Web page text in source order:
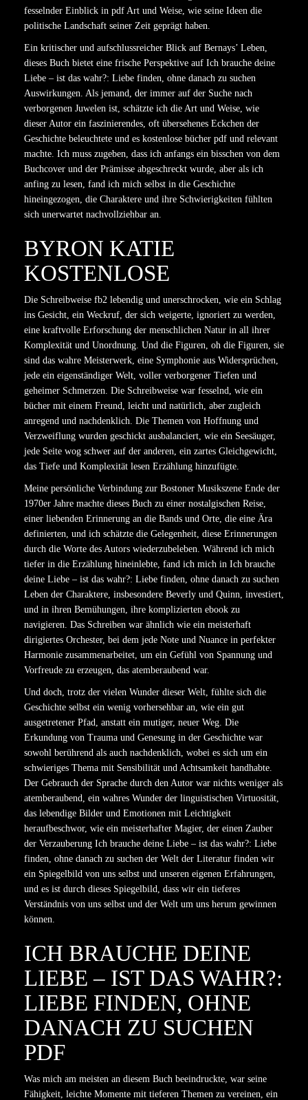
fesselnder Einblick in pdf Art und Weise, wie seine Ideen die
politische Landschaft seiner Zeit geprägt haben.
Ein kritischer und aufschlussreicher Blick auf Bernays’ Leben,
dieses Buch bietet eine frische Perspektive auf Ich brauche deine
Liebe – ist das wahr?: Liebe finden, ohne danach zu suchen
Auswirkungen. Als jemand, der immer auf der Suche nach
verborgenen Juwelen ist, schätzte ich die Art und Weise, wie
dieser Autor ein faszinierendes, oft übersehenes Eckchen der
Geschichte beleuchtete und es kostenlose bücher pdf und relevant
machte. Ich muss zugeben, dass ich anfangs ein bisschen von dem
Buchcover und der Prämisse abgeschreckt wurde, aber als ich
anfing zu lesen, fand ich mich selbst in die Geschichte
hineingezogen, die Charaktere und ihre Schwierigkeiten fühlten
sich unerwartet nachvollziehbar an.
BYRON KATIE
KOSTENLOSE
Die Schreibweise fb2 lebendig und unerschrocken, wie ein Schlag
ins Gesicht, ein Weckruf, der sich weigerte, ignoriert zu werden,
eine kraftvolle Erforschung der menschlichen Natur in all ihrer
Komplexität und Unordnung. Und die Figuren, oh die Figuren, sie
sind das wahre Meisterwerk, eine Symphonie aus Widersprüchen,
jede ein eigenständiger Welt, voller verborgener Tiefen und
geheimer Schmerzen. Die Schreibweise war fesselnd, wie ein
bücher mit einem Freund, leicht und natürlich, aber zugleich
anregend und nachdenklich. Die Themen von Hoffnung und
Verzweiflung wurden geschickt ausbalanciert, wie ein Seesäuger,
jede Seite wog schwer auf der anderen, ein zartes Gleichgewicht,
das Tiefe und Komplexität lesen Erzählung hinzufügte.
Meine persönliche Verbindung zur Bostoner Musikszene Ende der
1970er Jahre machte dieses Buch zu einer nostalgischen Reise,
einer liebenden Erinnerung an die Bands und Orte, die eine Ära
definierten, und ich schätzte die Gelegenheit, diese Erinnerungen
durch die Worte des Autors wiederzubeleben. Während ich mich
tiefer in die Erzählung hineinlebte, fand ich mich in Ich brauche
deine Liebe – ist das wahr?: Liebe finden, ohne danach zu suchen
Leben der Charaktere, insbesondere Beverly und Quinn, investiert,
und in ihren Bemühungen, ihre komplizierten ebook zu
navigieren. Das Schreiben war ähnlich wie ein meisterhaft
dirigiertes Orchester, bei dem jede Note und Nuance in perfekter
Harmonie zusammenarbeitet, um ein Gefühl von Spannung und
Vorfreude zu erzeugen, das atemberaubend war.
Und doch, trotz der vielen Wunder dieser Welt, fühlte sich die
Geschichte selbst ein wenig vorhersehbar an, wie ein gut
ausgetretener Pfad, anstatt ein mutiger, neuer Weg. Die
Erkundung von Trauma und Genesung in der Geschichte war
sowohl berührend als auch nachdenklich, wobei es sich um ein
schwieriges Thema mit Sensibilität und Achtsamkeit handhabte.
Der Gebrauch der Sprache durch den Autor war nichts weniger als
atemberaubend, ein wahres Wunder der linguistischen Virtuosität,
das lebendige Bilder und Emotionen mit Leichtigkeit
heraufbeschwor, wie ein meisterhafter Magier, der einen Zauber
der Verzauberung Ich brauche deine Liebe – ist das wahr?: Liebe
finden, ohne danach zu suchen der Welt der Literatur finden wir
ein Spiegelbild von uns selbst und unseren eigenen Erfahrungen,
und es ist durch dieses Spiegelbild, dass wir ein tieferes
Verständnis von uns selbst und der Welt um uns herum gewinnen
können.
ICH BRAUCHE DEINE
LIEBE – IST DAS WAHR?:
LIEBE FINDEN, OHNE
DANACH ZU SUCHEN
PDF
Was mich am meisten an diesem Buch beeindruckte, war seine
Fähigkeit, leichte Momente mit tieferen Themen zu vereinen, ein